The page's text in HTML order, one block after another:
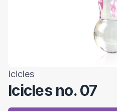
Icicles
Icicles no. 07